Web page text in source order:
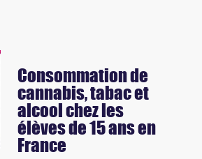
Consommation de
cannabis, tabac et
alcool chez les
élèves de 15 ans en
France